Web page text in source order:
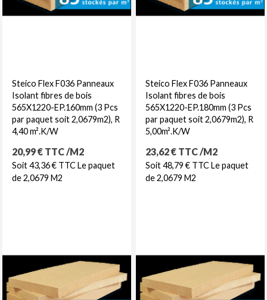
Steico Flex F036 Panneaux
Isolant fibres de bois
565X1220-EP.160mm (3 Pcs
par paquet soit 2,0679m2), R
4,40 m².K/W
Prix
20,99 € TTC /M2
Soit 43,36 € TTC Le paquet
de 2,0679 M2
Steico Flex F036 Panneaux
Isolant fibres de bois
565X1220-EP.180mm (3 Pcs
par paquet soit 2,0679m2), R
5,00m².K/W
Prix
23,62 € TTC /M2
Soit 48,79 € TTC Le paquet
de 2,0679 M2